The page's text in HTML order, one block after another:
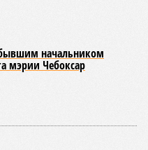
нарушений
содержание
гигиенических норм
питания детей и
а также
медицинских
на персонал,